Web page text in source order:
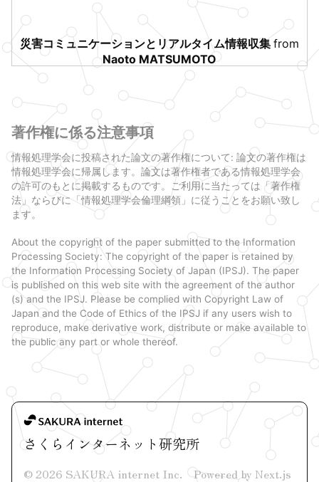
災害コミュニケーションとリアルタイム情報収集 from
Naoto MATSUMOTO
著作権に係る注意事項
情報処理学会に投稿された論文の著作権について: 論文の著作権は
情報処理学会に帰属します。論文は著作権者である情報処理学会
の許可のもとに掲載するものです。ご利用に当たっては「著作権
法」ならびに「情報処理学会倫理綱領」に従うことをお願い致し
ます。
About the copyright of the paper submitted to the Information
Processing Society: The copyright of the paper is retained by
the Information Processing Society of Japan (IPSJ). The paper
is published on this web site with the agreement of the author
(s) and the IPSJ. Please be complied with Copyright Law of
Japan and the Code of Ethics of the IPSJ if any users wish to
reproduce, make derivative work, distribute or make available to
the public any part or whole thereof.
さくらインターネット研究所
©2026 SAKURA internet Inc. Powered by Next.js